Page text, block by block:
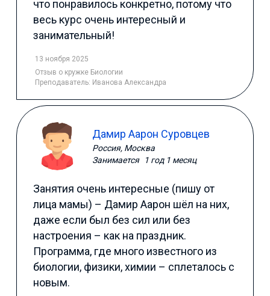
что понравилось конкретно, потому что
весь курс очень интересный и
занимательный!
13 ноября 2025
Отзыв о кружке Биологии
Преподаватель: Иванова Александра
Дамир Аарон Суровцев
Россия, Москва
Занимается
1 год 1 месяц
Занятия очень интересные (пишу от
лица мамы) – Дамир Аарон шёл на них,
даже если был без сил или без
настроения – как на праздник.
Программа, где много известного из
биологии, физики, химии – сплеталось с
новым.